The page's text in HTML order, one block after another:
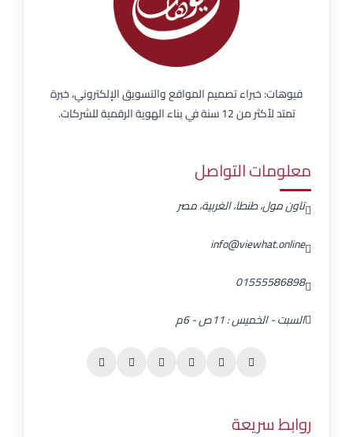
فيوهات: خبراء تصميم المواقع والتسويق الإلكتروني، خبرة
تمتد لأكثر من 12 سنة في بناء الهوية الرقمية للشركات.
معلومات التواصل
تاون مول، طنطا، الغربية، مصر
info@viewhat.online
01555586898
السبت - الخميس : 11ص - 6م
روابط سريعة